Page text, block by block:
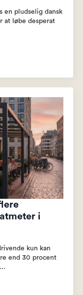
en pludselig dansk
at løbe desperat
i
kun kan
end 30 procent